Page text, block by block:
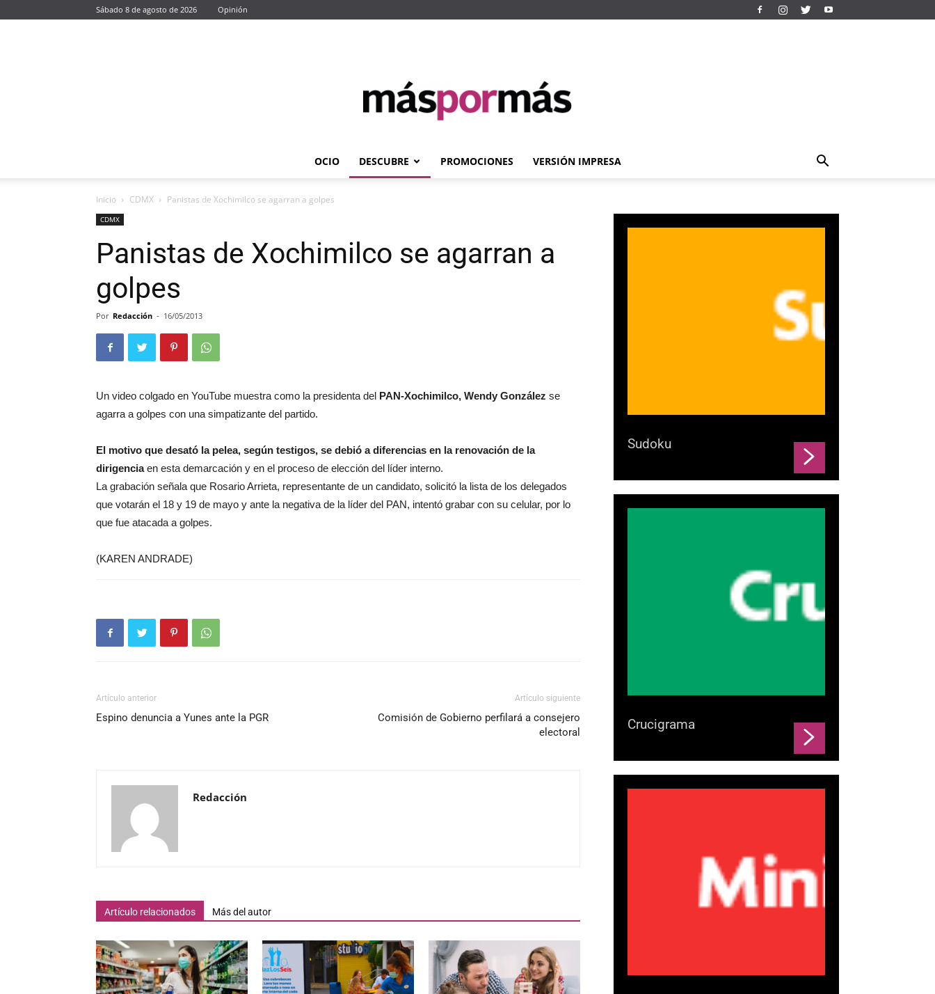
Sábado 8 de agosto de 2026 Opinión
Máspormás
OCIO DESCUBRE PROMOCIONES VERSIÓN IMPRESA
Inicio CDMX Panistas de Xochimilco se agarran a golpes
CDMX
Panistas de Xochimilco se agarran a
golpes
Por Redacción - 16/05/2013
Un video colgado en YouTube muestra como la presidenta del PAN-Xochimilco, Wendy González se
agarra a golpes con una simpatizante del partido.
El motivo que desató la pelea, según testigos, se debió a diferencias en la renovación de la
dirigenciaen esta demarcación y en el proceso de elección del líder interno.
La grabación señala que Rosario Arrieta, representante de un candidato, solicitó la lista de los delegados
que votarán el 18 y 19 de mayo y ante la negativa de la líder del PAN, intentó grabar con su celular, por lo
que fue atacada a golpes.
(KAREN ANDRADE)
Artículo anterior
Espino denuncia a Yunes ante la PGR
Artículo siguiente
Comisión de Gobierno perfilará a consejero
electoral
Redacción
Artículo relacionados Más del autor
Sudoku
Crucigrama